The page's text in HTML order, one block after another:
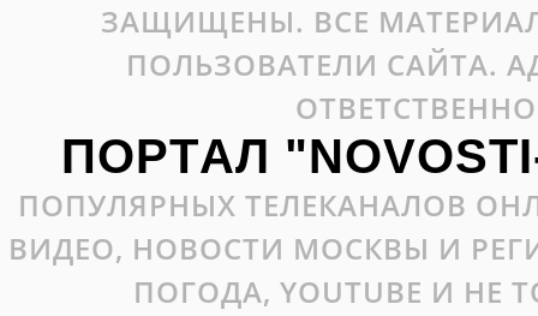
ЗАЩИЩЕНЫ. ВСЕ
ПОЛЬЗОВАТЕЛИ САЙТА.
ПОРТАЛ
ПОПУЛЯРНЫХ ТЕЛЕКАНАЛОВ
ВИДЕО, НОВОСТИ МОСКВЫ И
ПОГОДА, YOUTUBE И